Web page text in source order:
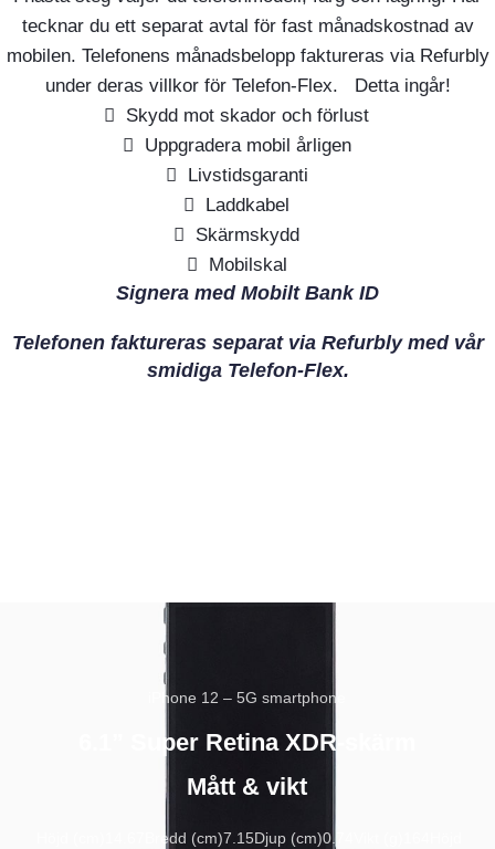
tecknar du ett separat avtal för fast månadskostnad av
mobilen. Telefonens månadsbelopp faktureras via Refurbly
under deras villkor för Telefon-Flex. Detta ingår!
Skydd mot skador och förlust
Uppgradera mobil årligen
Livstidsgaranti
Laddkabel
Skärmskydd
Mobilskal
Signera med Mobilt Bank ID
Telefonen faktureras separat via Refurbly med vår
smidiga Telefon-Flex.
iPhone 12 – 5G smartphone
6.1” Super Retina XDR-skärm
Mått & vikt
Bredd (cm)7.15Djup (cm)0.74